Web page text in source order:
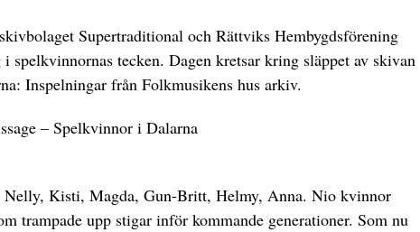
Supertraditional och Rättviks Hembygdsförening
spelkvinnornas tecken. Dagen kretsar kring släppet av skivan
Inspelningar från Folkmusikens hus arkiv.
– Spelkvinnor i Dalarna
Kisti, Magda, Gun-Britt, Helmy, Anna. Nio kvinnor
trampade upp stigar inför kommande generationer. Som nu